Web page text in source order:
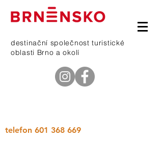
destinační společnost turistické
oblasti Brno a okolí
telefon 601 368 669